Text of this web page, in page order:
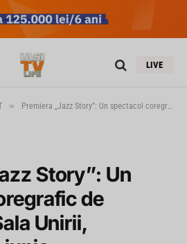
LIVE
» Premiera „Jazz Story”: Un spectacol coregrafic de excepție la Sala Unirii, sâmbătă, 14 iunie
Story”: Un
de
Unirii,